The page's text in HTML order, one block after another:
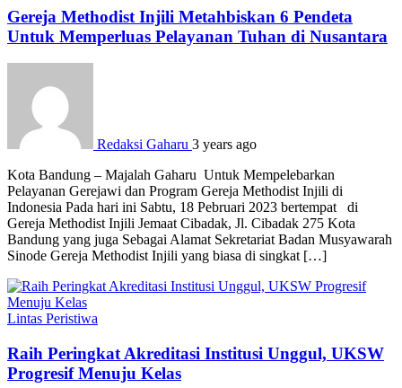
Gereja Methodist Injili Metahbiskan 6 Pendeta
Untuk Memperluas Pelayanan Tuhan di Nusantara
Redaksi Gaharu 3 years ago
Kota Bandung – Majalah Gaharu Untuk Mempelebarkan
Pelayanan Gerejawi dan Program Gereja Methodist Injili di
Indonesia Pada hari ini Sabtu, 18 Pebruari 2023 bertempat di
Gereja Methodist Injili Jemaat Cibadak, Jl. Cibadak 275 Kota
Bandung yang juga Sebagai Alamat Sekretariat Badan Musyawarah
Sinode Gereja Methodist Injili yang biasa di singkat […]
Lintas Peristiwa
Raih Peringkat Akreditasi Institusi Unggul, UKSW
Progresif Menuju Kelas